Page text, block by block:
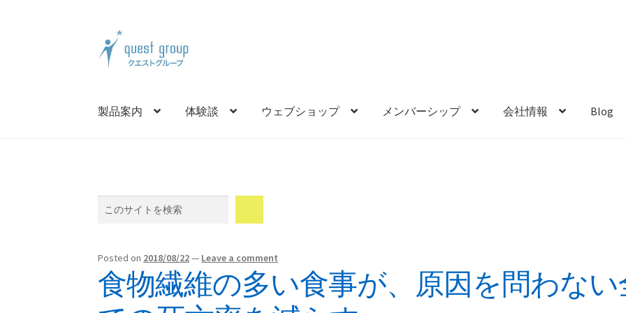
Skip
to
navigation
Skip
to
content
製品案内 体験談 ウェブショップ メンバーシップ 会社情報 Blog
Posted on 2018/08/22— Leave a comment
食物繊維の多い食事が、原因を問わない